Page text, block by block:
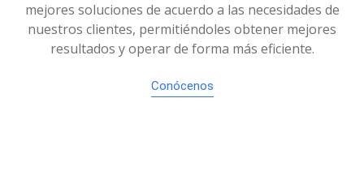
mejores soluciones de acuerdo a las necesidades de
nuestros clientes, permitiéndoles obtener mejores
resultados y operar de forma más eficiente.
Conócenos